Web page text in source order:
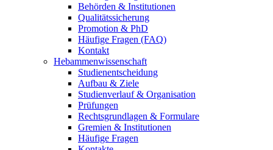
Behörden & Institutionen
Qualitätssicherung
Promotion & PhD
Häufige Fragen (FAQ)
Kontakt
Hebammenwissenschaft
Studienentscheidung
Aufbau & Ziele
Studienverlauf & Organisation
Prüfungen
Rechtsgrundlagen & Formulare
Gremien & Institutionen
Häufige Fragen